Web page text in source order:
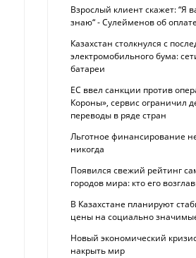
Взрослый клиент скажет: “Я
знаю“ - Сулейменов об
Казахстан столкнулся с
электромобильного бума:
батареи
ЕС ввел санкции против
Короны», сервис ограничил
переводы в ряде стран
Льготное финансирование
никогда
Появился свежий рейтинг
городов мира: кто его
В Казахстане планируют
цены на социально
Новый экономический
накрыть мир